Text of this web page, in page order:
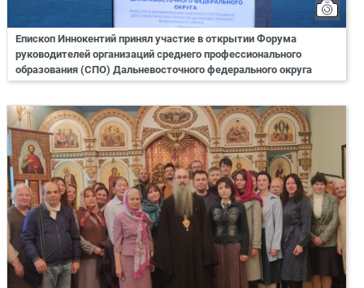
Епископ Иннокентий принял участие в открытии Форума
руководителей организаций среднего профессионального
образования (СПО) Дальневосточного федерального округа